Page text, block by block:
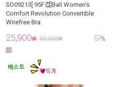
SD09213[ 95F컵]Bali Women's
Comfort Revolution Convertible
Wirefree Bra
25,900₩ 59,900₩ 57%